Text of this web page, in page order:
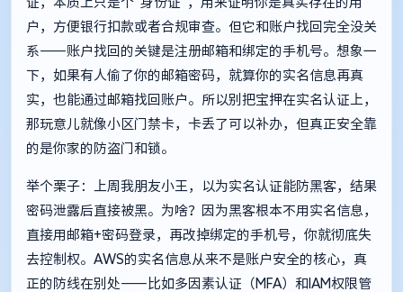
户，方便银行扣款或者合规审查。但它和账户找回完全没关
系——账户找回的关键是注册邮箱和绑定的手机号。想象一
下，如果有人偷了你的邮箱密码，就算你的实名信息再真
实，也能通过邮箱找回账户。所以别把宝押在实名认证上，
那玩意儿就像小区门禁卡，卡丢了可以补办，但真正安全靠
的是你家的防盗门和锁。
举个栗子：上周我朋友小王，以为实名认证能防黑客，结果
密码泄露后直接被黑。为啥？因为黑客根本不用实名信息，
直接用邮箱+密码登录，再改掉绑定的手机号，你就彻底失
去控制权。AWS的实名信息从来不是账户安全的核心，真
正的防线在别处——比如多因素认证（MFA）和IAM权限管